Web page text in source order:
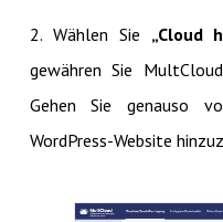
2. Wählen Sie „Cloud
gewähren Sie
Gehen Sie genauso
WordPress-Website